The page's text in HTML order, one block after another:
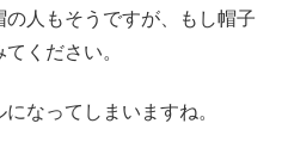
人もそうですが、もし帽子
ください。
なってしまいますね。